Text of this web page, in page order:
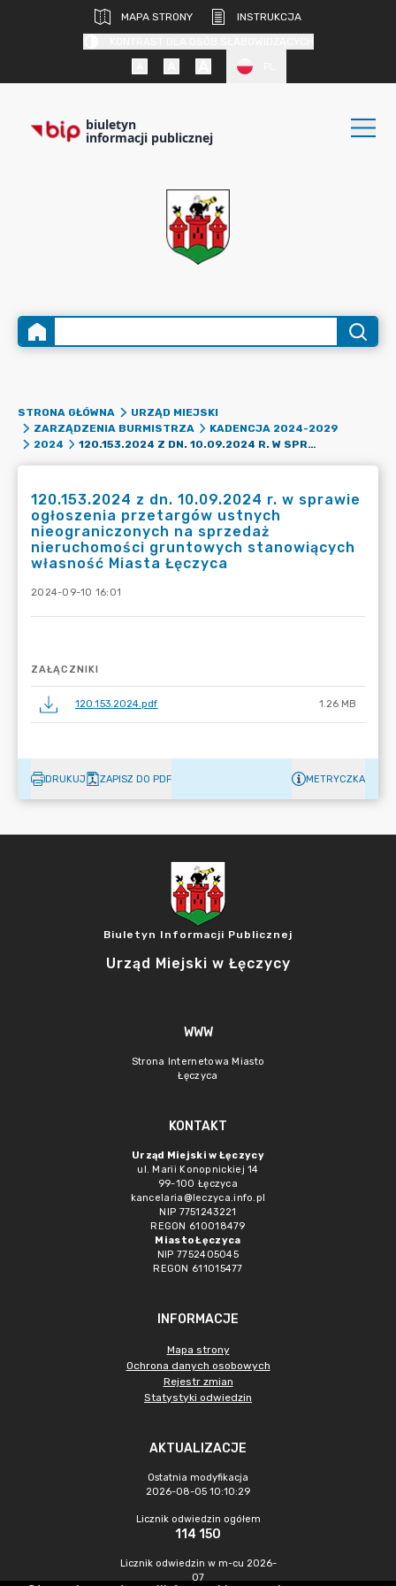
MAPA STRONY
INSTRUKCJA
biuletyn
informacji publicznej
STRONA GŁÓWNA
URZĄD MIEJSKI
ZARZĄDZENIA BURMISTRZA
KADENCJA 2024-2029
2024
120.153.2024 Z DN. 10.09.2024 R. W SPRAWIE OGŁOSZENIA PRZETARGÓW USTNYCH NIEOGRANICZONYCH NA SPRZEDAŻ NIERUCHOMOŚCI GRUNTOWYCH STANOWIĄCYCH WŁASNOŚĆ MIASTA ŁĘCZYCA
120.153.2024 z dn. 10.09.2024 r. w sprawie
ogłoszenia przetargów ustnych
nieograniczonych na sprzedaż
nieruchomości gruntowych stanowiących
własność Miasta Łęczyca
2024-09-10 16:01
ZAŁĄCZNIKI
120.153.2024.pdf 1.26 MB
DRUKUJ ZAPISZ DO PDF METRYCZKA
Biuletyn Informacji Publicznej
Urząd Miejski w Łęczycy
WWW
Strona Internetowa Miasto
Łęczyca
KONTAKT
Urząd Miejski w Łęczycy
ul. Marii Konopnickiej 14
99-100 Łęczyca
kancelaria@leczyca.info.pl
NIP 7751243221
REGON 610018479
Miasto Łęczyca
NIP 7752405045
REGON 611015477
INFORMACJE
Mapa strony
Ochrona danych osobowych
Rejestr zmian
Statystyki odwiedzin
AKTUALIZACJE
Ostatnia modyfikacja
2026-08-05 10:10:29
Licznik odwiedzin ogółem
114 150
Licznik odwiedzin w m-cu 2026-
07